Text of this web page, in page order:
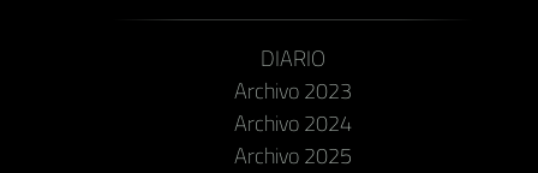
DIARIO
Archivo 2023
Archivo 2024
Archivo 2025